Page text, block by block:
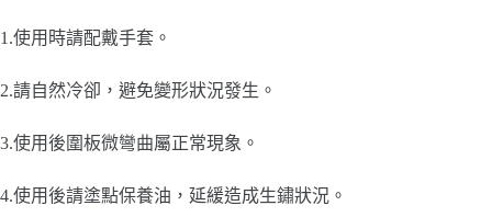
1.使用時請配戴手套。
2.請自然冷卻，避免變形狀況發生。
3.使用後圍板微彎曲屬正常現象。
4.使用後請塗點保養油，延緩造成生鏽狀況。